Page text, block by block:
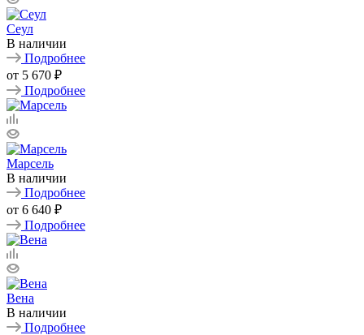
Сеул
В наличии
Подробнее
от 5 670 ₽
Подробнее
Марсель
В наличии
Подробнее
от 6 640 ₽
Подробнее
Вена
В наличии
Подробнее